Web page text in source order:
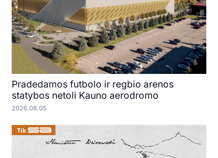
Pradedamos futbolo ir regbio arenos
statybos netoli Kauno aerodromo
2026.08.05